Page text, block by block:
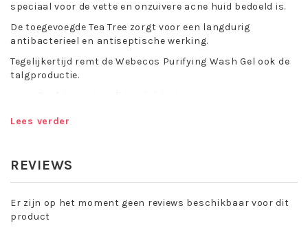
speciaal voor de vette en onzuivere acne huid bedoeld is.
De toegevoegde Tea Tree zorgt voor een langdurig
antibacterieel en antiseptische werking.
Tegelijkertijd remt de Webecos Purifying Wash Gel ook de
talgproductie.
Zachte en grondige reiniging
Zalfachtige gel
Toepassing Webecos Purifying Wash Gel:
De Wash Gel aanbrengen op het gelaat en vermengen met
warm water en inmasseren, hierna overvloedig afspoelen.
Lees verder
REVIEWS
Er zijn op het moment geen reviews beschikbaar voor dit
product